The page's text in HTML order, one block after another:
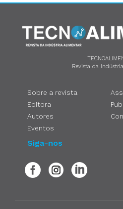
Revista da
Sobre a revista
Editora
Autores
Eventos
Siga-nos